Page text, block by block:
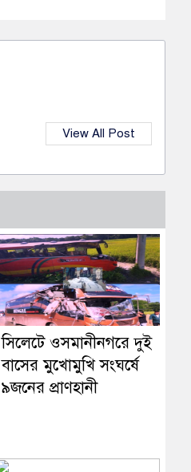
View All Post
সিলেটে ওসমানীনগরে দুই
বাসের মুখোমুখি সংঘর্ষে
৯জনের প্রাণহানী